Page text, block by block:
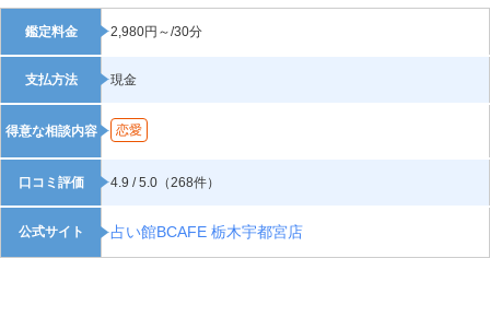
鑑定料金 2,980円～/30分
支払方法 現金
得意な相談内容 恋愛
口コミ評価 4.9 / 5.0（268件）
公式サイト 占い館BCAFE 栃木宇都宮店